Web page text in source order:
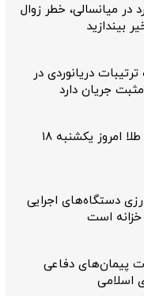
در میانسالی، خطر زوال
دریانوردی در
جریان دارد
قیمت سکه و قیمت طلا امروز یکشنبه ۱۸
حساب ارزی دستگاه‌های اجرایی
است
پیمان‌های دفاعی
اسلامی